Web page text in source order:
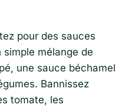
pour des sauces
mélange de
une sauce béchamel
Bannissez
tomate, les